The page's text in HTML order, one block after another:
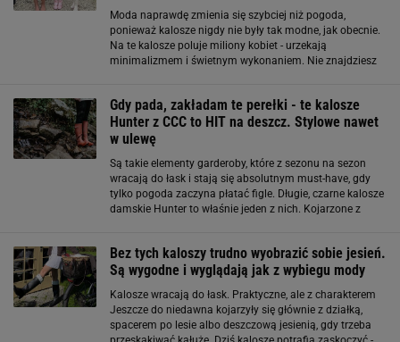
Moda naprawdę zmienia się szybciej niż pogoda,
ponieważ kalosze nigdy nie były tak modne, jak obecnie.
Na te kalosze poluje miliony kobiet - urzekają
minimalizmem i świetnym wykonaniem. Nie znajdziesz
Gdy pada, zakładam te perełki - te kalosze
Hunter z CCC to HIT na deszcz. Stylowe nawet
w ulewę
Są takie elementy garderoby, które z sezonu na sezon
wracają do łask i stają się absolutnym must-have, gdy
tylko pogoda zaczyna płatać figle. Długie, czarne kalosze
damskie Hunter to właśnie jeden z nich. Kojarzone z
Bez tych kaloszy trudno wyobrazić sobie jesień.
Są wygodne i wyglądają jak z wybiegu mody
Kalosze wracają do łask. Praktyczne, ale z charakterem
Jeszcze do niedawna kojarzyły się głównie z działką,
spacerem po lesie albo deszczową jesienią, gdy trzeba